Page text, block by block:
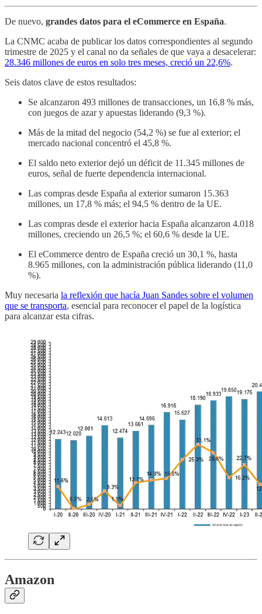
De nuevo, grandes datos para el eCommerce en España.
La CNMC acaba de publicar los datos correspondientes al segundo
trimestre de 2025 y el canal no da señales de que vaya a desacelerar:
28.346 millones de euros en solo tres meses, creció un 22,6%.
Seis datos clave de estos resultados:
Se alcanzaron 493 millones de transacciones, un 16,8 % más,
con juegos de azar y apuestas liderando (9,3 %).
Más de la mitad del negocio (54,2 %) se fue al exterior; el
mercado nacional concentró el 45,8 %.
El saldo neto exterior dejó un déficit de 11.345 millones de
euros, señal de fuerte dependencia internacional.
Las compras desde España al exterior sumaron 15.363
millones, un 17,8 % más; el 94,5 % dentro de la UE.
Las compras desde el exterior hacia España alcanzaron 4.018
millones, creciendo un 26,5 %; el 60,6 % desde la UE.
El eCommerce dentro de España creció un 30,1 %, hasta
8.965 millones, con la administración pública liderando (11,0
%).
Muy necesaria la reflexión que hacía Juan Sandes sobre el volumen
que se transporta, esencial para reconocer el papel de la logística
para alcanzar esta cifras.
Amazon